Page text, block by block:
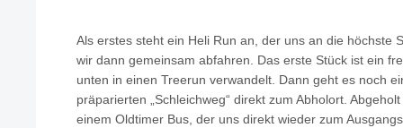
Als erstes steht ein Heli Run an, der uns an die höchste
wir dann gemeinsam abfahren. Das erste Stück ist ein
unten in einen Treerun verwandelt. Dann geht es noch
präparierten „Schleichweg“ direkt zum Abholort.
einem Oldtimer Bus, der uns direkt wieder zum